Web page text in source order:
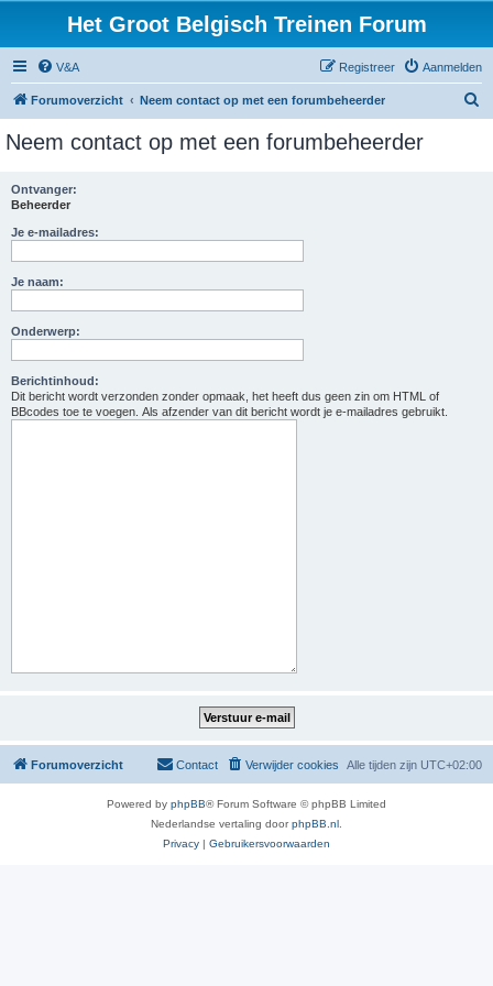
Het Groot Belgisch Treinen Forum
V&A Aanmelden
Registreer
Forumoverzicht Neem contact op met een forumbeheerder
Neem contact op met een forumbeheerder
Ontvanger:
Beheerder
Je e-mailadres:
Je naam:
Onderwerp:
Berichtinhoud:
Dit bericht wordt verzonden zonder opmaak, het heeft dus geen zin om HTML of
BBcodes toe te voegen. Als afzender van dit bericht wordt je e-mailadres gebruikt.
Forumoverzicht Alle tijden zijn UTC+02:00
Verwijder cookies
Contact
Powered by phpBB® Forum Software © phpBB Limited
Nederlandse vertaling doorphpBB.nl
Privacy | Gebruikersvoorwaarden